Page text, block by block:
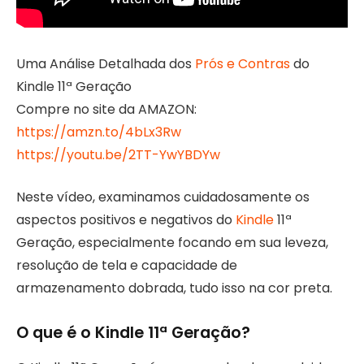
Uma Análise Detalhada dos Prós e Contrasdo
Kindle 11ª Geração
Compre no site da AMAZON:
https://amzn.to/4bLx3Rw
https://youtu.be/2TT-YwYBDYw
Neste vídeo, examinamos cuidadosamente os
aspectos positivos e negativos do Kindle11ª
Geração, especialmente focando em sua leveza,
resolução de tela e capacidade de
armazenamento dobrada, tudo isso na cor preta.
O que é o Kindle 11ª Geração?